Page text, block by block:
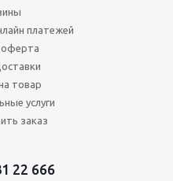
платежей
товар
услуги
заказ
22 666